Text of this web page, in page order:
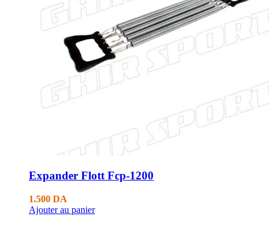
Expander Flott Fcp-1200
1.500 DA
Ajouter au panier